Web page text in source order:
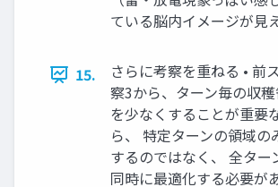
ている脳内イメージが見
15.
さらに考察を重ねる • 前
察3から、ターン毎の収
を少なくすることが重要
ら、 特定ターンの領域の
するのではなく、 全ター
同時に最適化する必要が